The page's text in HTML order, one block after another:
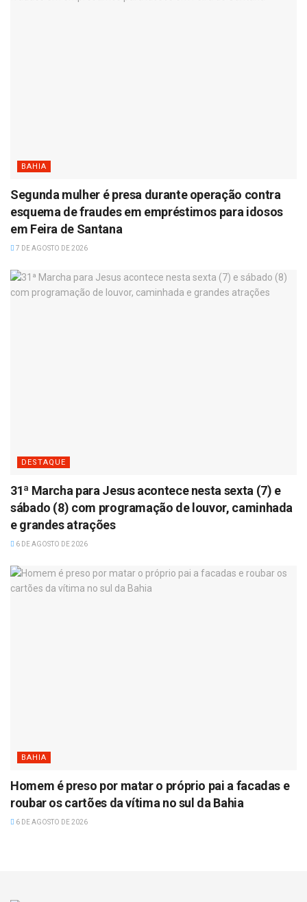
BAHIA
Segunda mulher é presa durante operação contra
esquema de fraudes em empréstimos para idosos
em Feira de Santana
7 DE AGOSTO DE 2026
DESTAQUE
31ª Marcha para Jesus acontece nesta sexta (7) e
sábado (8) com programação de louvor, caminhada
e grandes atrações
6 DE AGOSTO DE 2026
BAHIA
Homem é preso por matar o próprio pai a facadas e
roubar os cartões da vítima no sul da Bahia
6 DE AGOSTO DE 2026